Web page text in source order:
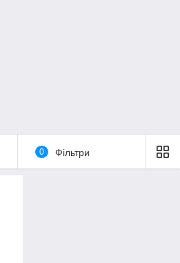
0 Фільтри